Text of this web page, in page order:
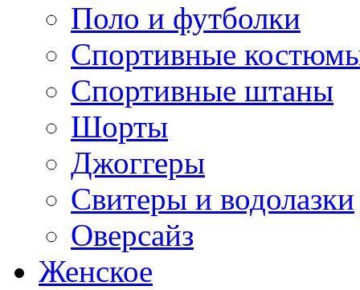
Поло и футболки
Спортивные
Спортивные штаны
Шорты
Джоггеры
Свитеры и водолазки
Оверсайз
Женское